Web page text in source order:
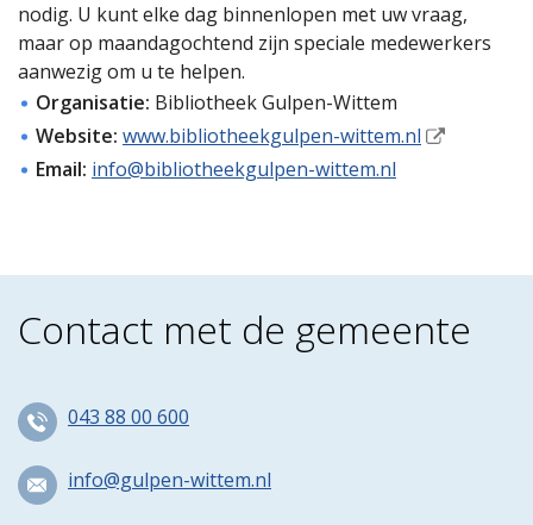
nodig. U kunt elke dag binnenlopen met uw vraag,
maar op maandagochtend zijn speciale medewerkers
aanwezig om u te helpen.
Organisatie: Bibliotheek Gulpen-Wittem
Website: www.bibliotheekgulpen-wittem.nl
Email: info@bibliotheekgulpen-wittem.nl
Contact met de gemeente
043 88 00 600
info@gulpen-wittem.nl